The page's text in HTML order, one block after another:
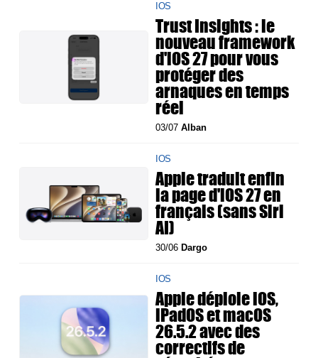
IOS
Trust Insights : le
nouveau framework
d'iOS 27 pour vous
protéger des
arnaques en temps
réel
03/07Alban
IOS
Apple traduit enfin
la page d'iOS 27 en
français (sans Siri
AI)
30/06 Dargo
IOS
Apple déploie iOS,
iPadOS et macOS
26.5.2 avec des
correctifs de